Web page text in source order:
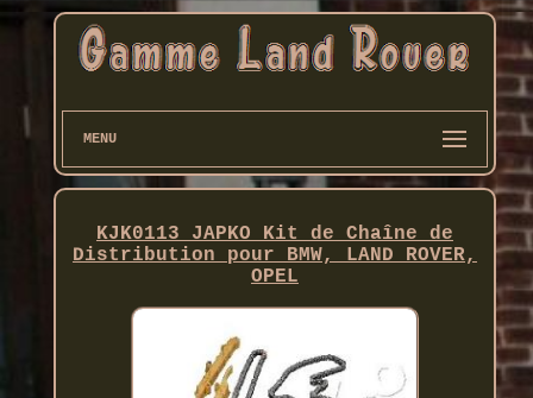
MENU
KJK0113 JAPKO Kit de Chaîne de
Distribution pour BMW, LAND ROVER,
OPEL